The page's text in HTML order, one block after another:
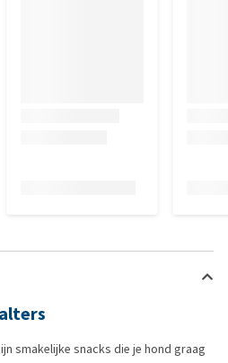
smakelijke snacks die je hond graag